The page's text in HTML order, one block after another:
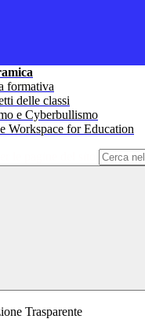
formativa
delle classi
e Cyberbullismo
Workspace for Education
Trasparente